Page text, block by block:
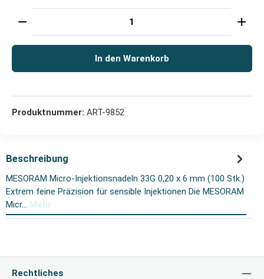
Produkt Anzahl: Gib den gewünschten Wert ein
In den Warenkorb
Produktnummer: ART-9852
Beschreibung
MESORAM Micro-Injektionsnadeln 33G 0,20 x 6 mm (100 Stk.)
Extrem feine Präzision für sensible Injektionen Die MESORAM
Micr… Mehr
Rechtliches